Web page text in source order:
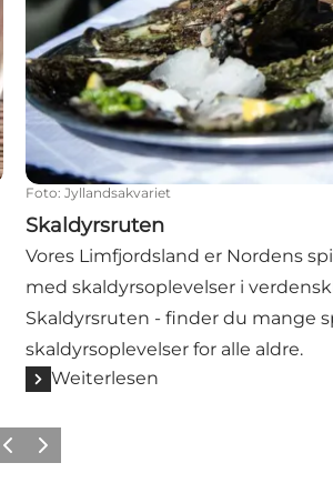
Foto: Jyllandsakvariet
Skaldyrsruten
Vores Limfjordsland er Nordens
med skaldyrsoplevelser i
Skaldyrsruten - finder du mange
skaldyrsoplevelser for alle aldre.
Weiterlesen
Vorherige Folie
Nächste Folie